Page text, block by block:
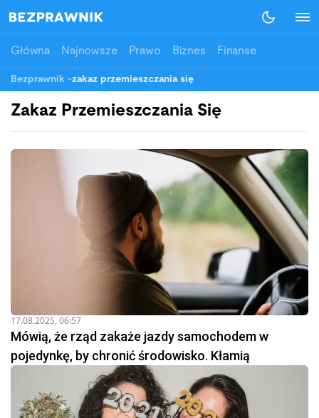
Główna Najnowsze Prawo Biznes Finanse
Bezprawnik -zakaz przemieszczania się
Zakaz Przemieszczania Się
17.08.2025, 06:57
Mówią, że rząd zakaże jazdy samochodem w
pojedynkę, by chronić środowisko. Kłamią